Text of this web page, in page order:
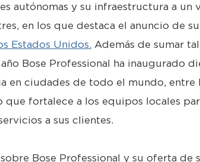
autónomas y su infraestructura a un
en los que destaca el anuncio de
Estados Unidos. Además de sumar
Bose Professional ha inaugurado
en ciudades de todo el mundo, entre
que fortalece a los equipos locales
a sus clientes.
Bose Professional y su oferta de